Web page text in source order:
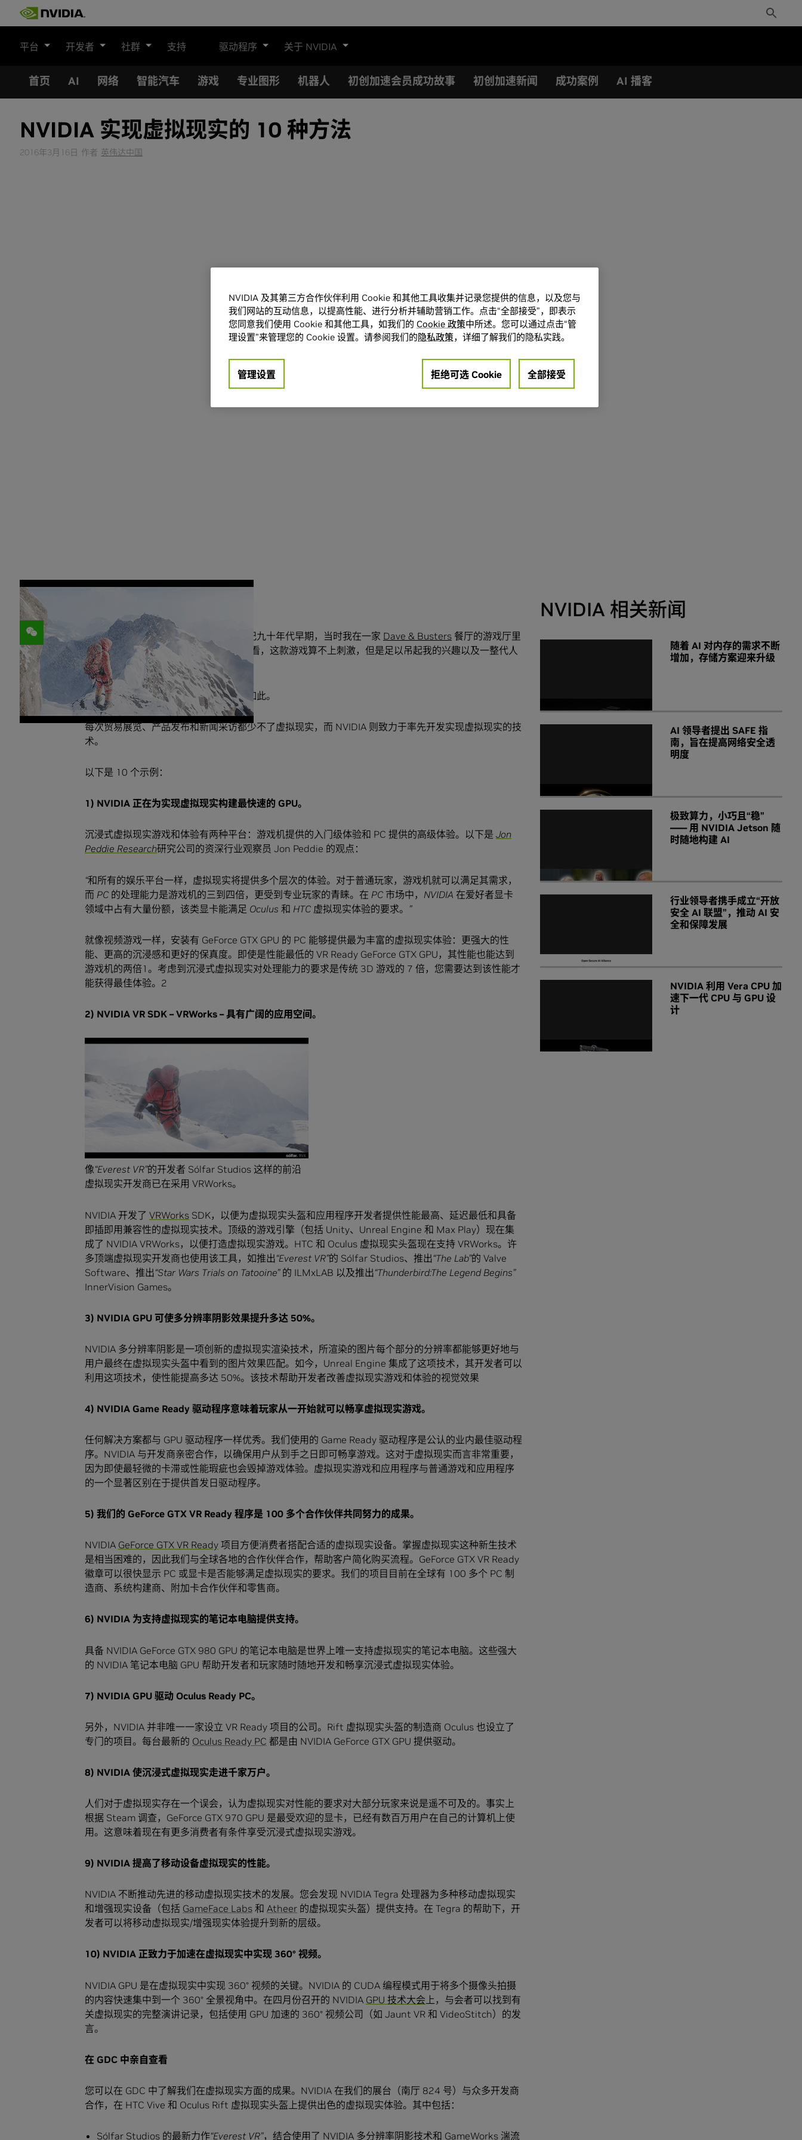
Toggle
Search
平台 开发者 社群 支持 驱动程序 关于 NVIDIA
首页 AI 网络 智能汽车 游戏 专业图形 机器人 初创加速会员成功故事 初创加速新闻 成功案例 AI 播客
NVIDIA 实现虚拟现实的 10 种方法
2016年3月16日 作者 英伟达中国
分享
我第一次接触虚拟现实要追溯到二十世纪九十年代早期，当时我在一家 Dave & Busters 餐厅的游戏厅里
玩“Dactyl Nightmare” 。以现在的标准来看，这款游戏算不上刺激，但是足以吊起我的兴趣以及一整代人
对未来工程和游戏的期待。
那一代人已经走向成熟，虚拟现实亦是如此。
每次贸易展览、产品发布和新闻采访都少不了虚拟现实，而 NVIDIA 则致力于率先开发实现虚拟现实的技
术。
以下是 10 个示例：
1) NVIDIA 正在为实现虚拟现实构建最快速的 GPU。
沉浸式虚拟现实游戏和体验有两种平台：游戏机提供的入门级体验和 PC 提供的高级体验。以下是 Jon
Peddie Research研究公司的资深行业观察员 Jon Peddie 的观点：
“和所有的娱乐平台一样，虚拟现实将提供多个层次的体验。对于普通玩家，游戏机就可以满足其需求，
而 PC 的处理能力是游戏机的三到四倍，更受到专业玩家的青睐。在 PC 市场中， NVIDIA 在爱好者显卡
领域中占有大量份额，该类显卡能满足 Oculus 和 HTC 虚拟现实体验的要求。 ”
就像视频游戏一样，安装有 GeForce GTX GPU 的 PC 能够提供最为丰富的虚拟现实体验：更强大的性
能、更高的沉浸感和更好的保真度。即使是性能最低的 VR Ready GeForce GTX GPU，其性能也能达到
游戏机的两倍1。考虑到沉浸式虚拟现实对处理能力的要求是传统 3D 游戏的 7 倍，您需要达到该性能才
能获得最佳体验。2
2) NVIDIA VR SDK – VRWorks –具有广阔的应用空间。
像“Everest VR”的开发者 Sólfar Studios 这样的前沿
虚拟现实开发商已在采用 VRWorks。
NVIDIA 开发了 VRWorks SDK，以便为虚拟现实头盔和应用程序开发者提供性能最高、延迟最低和具备
即插即用兼容性的虚拟现实技术。顶级的游戏引擎（包括 Unity、Unreal Engine 和 Max Play）现在集
成了 NVIDIA VRWorks，以便打造虚拟现实游戏。HTC 和 Oculus 虚拟现实头盔现在支持 VRWorks。许
多顶端虚拟现实开发商也使用该工具，如推出“Everest VR”的 Sólfar Studios、推出“The Lab”的 Valve
Software、推出“Star Wars Trials on Tatooine”的 ILMxLAB 以及推出“Thunderbird:The Legend Begins”
InnerVision Games。
3) NVIDIA GPU 可使多分辨率阴影效果提升多达 50%。
NVIDIA 多分辨率阴影是一项创新的虚拟现实渲染技术，所渲染的图片每个部分的分辨率都能够更好地与
用户最终在虚拟现实头盔中看到的图片效果匹配。如今，Unreal Engine 集成了这项技术，其开发者可以
利用这项技术，使性能提高多达 50%。该技术帮助开发者改善虚拟现实游戏和体验的视觉效果
4) NVIDIA Game Ready 驱动程序意味着玩家从一开始就可以畅享虚拟现实游戏。
任何解决方案都与 GPU 驱动程序一样优秀。我们使用的 Game Ready 驱动程序是公认的业内最佳驱动程
序。NVIDIA 与开发商亲密合作，以确保用户从到手之日即可畅享游戏。这对于虚拟现实而言非常重要，
因为即使最轻微的卡滞或性能瑕疵也会毁掉游戏体验。虚拟现实游戏和应用程序与普通游戏和应用程序
的一个显著区别在于提供首发日驱动程序。
5) 我们的 GeForce GTX VR Ready 程序是 100 多个合作伙伴共同努力的成果。
NVIDIA GeForce GTX VR Ready 项目方便消费者搭配合适的虚拟现实设备。掌握虚拟现实这种新生技术
是相当困难的，因此我们与全球各地的合作伙伴合作，帮助客户简化购买流程。GeForce GTX VR Ready
徽章可以很快显示 PC 或显卡是否能够满足虚拟现实的要求。我们的项目目前在全球有 100 多个 PC 制
造商、系统构建商、附加卡合作伙伴和零售商。
6) NVIDIA 为支持虚拟现实的笔记本电脑提供支持。
具备 NVIDIA GeForce GTX 980 GPU 的笔记本电脑是世界上唯一支持虚拟现实的笔记本电脑。这些强大
的 NVIDIA 笔记本电脑 GPU 帮助开发者和玩家随时随地开发和畅享沉浸式虚拟现实体验。
7) NVIDIA GPU 驱动 Oculus Ready PC。
另外，NVIDIA 并非唯一一家设立 VR Ready 项目的公司。Rift 虚拟现实头盔的制造商 Oculus 也设立了
专门的项目。每台最新的 Oculus Ready PC 都是由 NVIDIA GeForce GTX GPU 提供驱动。
8) NVIDIA 使沉浸式虚拟现实走进千家万户。
人们对于虚拟现实存在一个误会，认为虚拟现实对性能的要求对大部分玩家来说是遥不可及的。事实上
根据 Steam 调查，GeForce GTX 970 GPU 是最受欢迎的显卡，已经有数百万用户在自己的计算机上使
用。这意味着现在有更多消费者有条件享受沉浸式虚拟现实游戏。
9) NVIDIA 提高了移动设备虚拟现实的性能。
NVIDIA 不断推动先进的移动虚拟现实技术的发展。您会发现 NVIDIA Tegra 处理器为多种移动虚拟现实
和增强现实设备（包括 GameFace Labs 和 Atheer 的虚拟现实头盔）提供支持。在 Tegra 的帮助下，开
发者可以将移动虚拟现实/增强现实体验提升到新的层级。
10) NVIDIA 正致力于加速在虚拟现实中实现 360° 视频。
NVIDIA GPU 是在虚拟现实中实现 360° 视频的关键。NVIDIA 的 CUDA 编程模式用于将多个摄像头拍摄
的内容快速集中到一个 360° 全景视角中。在四月份召开的 NVIDIA GPU 技术大会 上，与会者可以找到有
关虚拟现实的完整演讲记录，包括使用 GPU 加速的 360° 视频公司（如 Jaunt VR 和 VideoStitch）的发
言。
在 GDC 中亲自查看
您可以在 GDC 中了解我们在虚拟现实方面的成果。NVIDIA 在我们的展台（南厅 824 号）与众多开发商
合作，在 HTC Vive 和 Oculus Rift 虚拟现实头盔上提供出色的虚拟现实体验。其中包括：
Sólfar Studios 的最新力作“Everest VR”，结合使用了 NVIDIA 多分辨率阴影技术和 GameWorks 湍流
NVIDIA 相关新闻
随着 AI 对内存的需求不断
增加，存储方案迎来升级
AI 领导者提出 SAFE 指
南，旨在提高网络安全透
明度
极致算力，小巧且“稳”
—— 用 NVIDIA Jetson 随
时随地构建 AI
行业领导者携手成立“开放
安全 AI 联盟”，推动 AI 安
全和保障发展
NVIDIA 利用 Vera CPU 加
速下一代 CPU 与 GPU 设
计
NVIDIA 及其第三方合作伙伴利用 Cookie 和其他工具收集并记录您提供的信息，以及您与
我们网站的互动信息，以提高性能、进行分析并辅助营销工作。点击“全部接受”，即表示
您同意我们使用 Cookie 和其他工具，如我们的 Cookie 政策中所述。您可以通过点击“管
理设置”来管理您的 Cookie 设置。请参阅我们的隐私政策，详细了解我们的隐私实践。
管理设置 拒绝可选 Cookie 全部接受